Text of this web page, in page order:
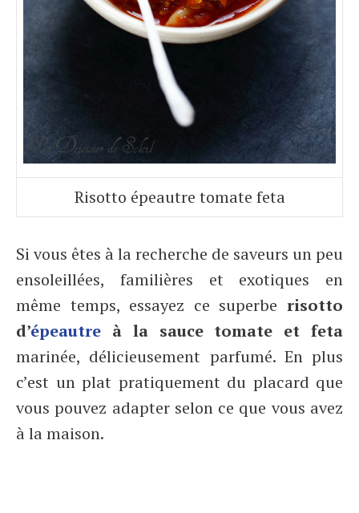
Risotto épeautre tomate feta
Si vous êtes à la recherche de saveurs un peu
ensoleillées, familières et exotiques en
même temps, essayez ce superbe risotto
d’épeautre à la sauce tomate et feta
marinée, délicieusement parfumé. En plus
c’est un plat pratiquement du placard que
vous pouvez adapter selon ce que vous avez
à la maison.